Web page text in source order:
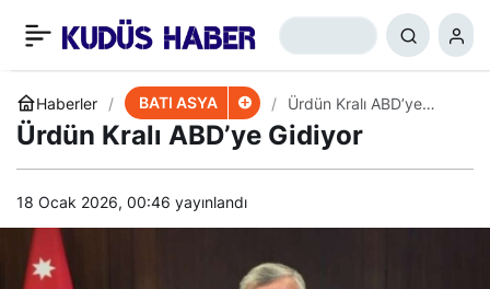
Haberler BATI ASYA
Ürdün Kralı ABD’ye
Gidiyor
Ürdün Kralı ABD’ye Gidiyor
18 Ocak 2026, 00:46 yayınlandı
İsrail-Hamas Çatışması
Patlak Verebilir
+ 0 Paylaş